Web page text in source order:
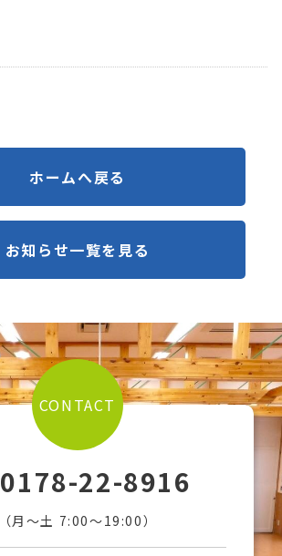
ホームへ戻る
お知らせ一覧を見る
CONTACT
0178-22-8916
（月〜土 7:00〜19:00）